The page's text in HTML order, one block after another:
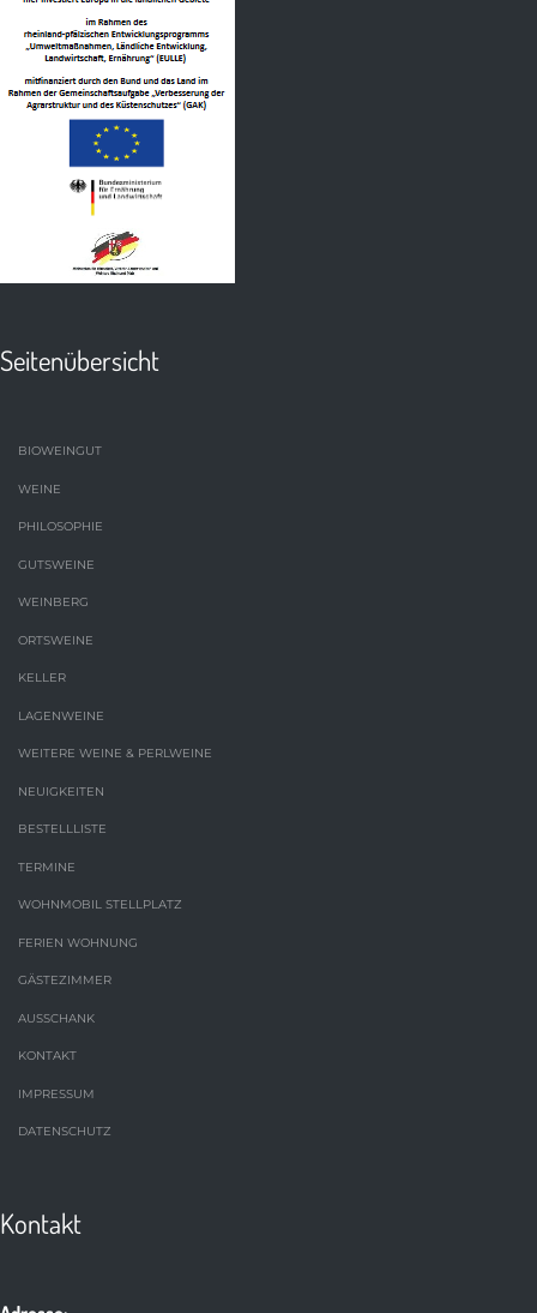
Seitenübersicht
BIOWEINGUT
WEINE
PHILOSOPHIE
GUTSWEINE
WEINBERG
ORTSWEINE
KELLER
LAGENWEINE
WEITERE WEINE & PERLWEINE
NEUIGKEITEN
BESTELLLISTE
TERMINE
WOHNMOBIL STELLPLATZ
FERIEN WOHNUNG
GÄSTEZIMMER
AUSSCHANK
KONTAKT
IMPRESSUM
DATENSCHUTZ
Kontakt